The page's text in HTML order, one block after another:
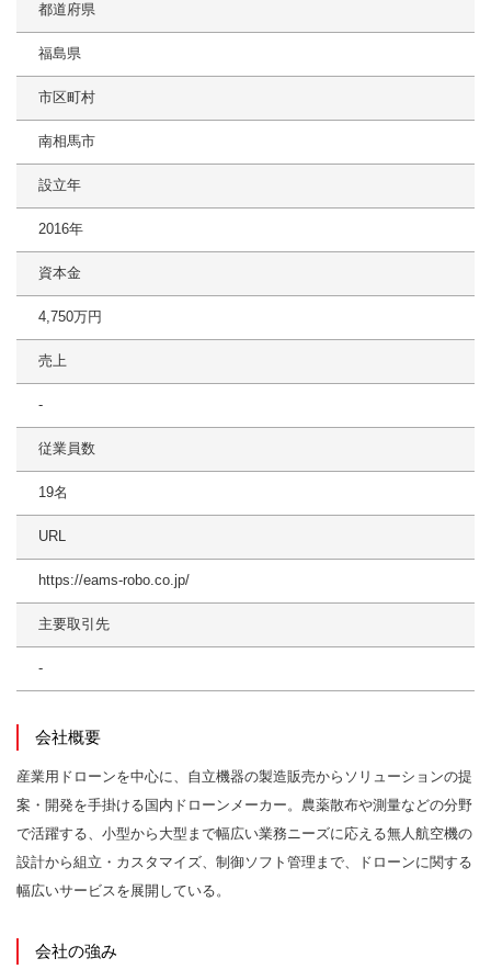
都道府県
福島県
市区町村
南相馬市
設立年
2016年
資本金
4,750万円
売上
‐
従業員数
19名
URL
https://eams-robo.co.jp/
主要取引先
-
会社概要
産業用ドローンを中心に、自立機器の製造販売からソリューションの提
案・開発を手掛ける国内ドローンメーカー。農薬散布や測量などの分野
で活躍する、小型から大型まで幅広い業務ニーズに応える無人航空機の
設計から組立・カスタマイズ、制御ソフト管理まで、ドローンに関する
幅広いサービスを展開している。
会社の強み